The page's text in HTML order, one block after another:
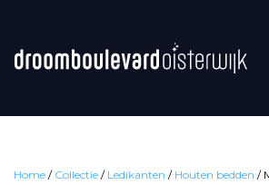
Home / Collectie / Ledikanten / Houten bedden /